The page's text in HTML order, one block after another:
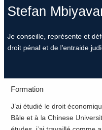
Stefan
Je conseille, représente et
droit pénal et de l’entraide
Formation
J’ai étudié le droit
Bâle et à la Chinese